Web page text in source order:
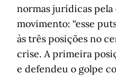
normas jurídicas pela
movimento: “esse
às três posições no
crise. A primeira
e defendeu o golpe